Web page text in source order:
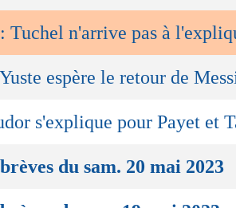
: Tuchel n'arrive pas à
espère le retour de
s'explique pour Payet et
du sam. 20 mai 2023